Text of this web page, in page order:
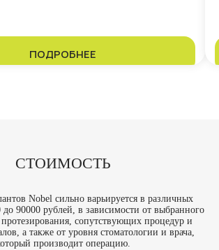
ПОДРОБНЕЕ
СТОИМОСТЬ
Nobel сильно варьируется в различных
90000 рублей, в зависимости от выбранного
сопутствующих процедур и
а также от уровня стоматологии и врача,
производит операцию.